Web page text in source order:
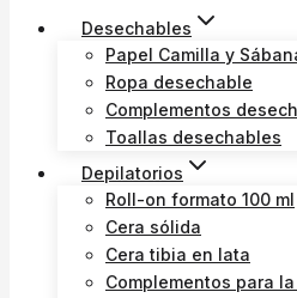
Desechables
Papel Camilla y
Ropa desechable
Complementos
Toallas desechables
Depilatorios
Roll-on formato 100 ml
Cera sólida
Cera tibia en lata
Complementos para